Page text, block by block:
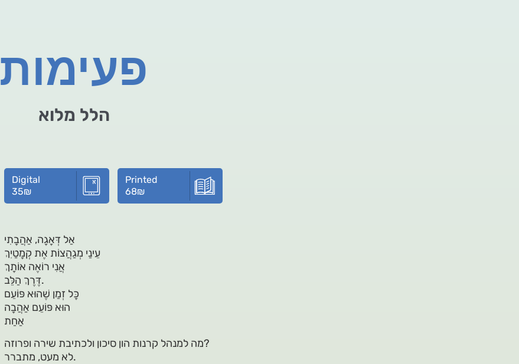
פעימות
הלל מלוא
Digital
35₪
Printed
68₪
אַל דְּאָגָה, אַהֲבָתִי
עֵינַי מְגַהֲצוֹת אֶת קְמָטַיִךְ
אֲנִי רוֹאֶה אוֹתָךְ
דֶּרֶךְ הַלֵּב.
כָּל זְמַן שֶׁהוּא פּוֹעֵם
הוּא פּוֹעֵם אַהֲבָה
אַחַת
מה למנהל קרנות הון סיכון ולכתיבת שירה ופרוזה?
לא מעט, מתברר.